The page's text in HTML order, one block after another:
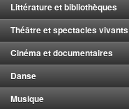
Littérature et bibliothèques
Théâtre et spectacles vivants
Cinéma et documentaires
Danse
Musique